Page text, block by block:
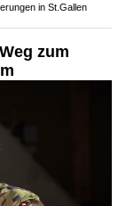
in St.Gallen
zum